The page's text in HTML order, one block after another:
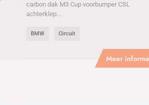
Meer
carbon dak M3 Cup voorbumper CSL
achterklep...
BMW Circuit